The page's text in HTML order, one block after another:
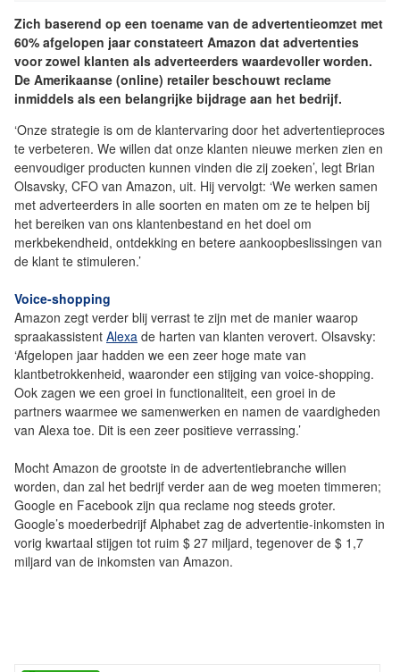
Zich baserend op een toename van de advertentieomzet met
60% afgelopen jaar constateert Amazon dat advertenties
voor zowel klanten als adverteerders waardevoller worden.
De Amerikaanse (online) retailer beschouwt reclame
inmiddels als een belangrijke bijdrage aan het bedrijf.
‘Onze strategie is om de klantervaring door het advertentieproces
te verbeteren. We willen dat onze klanten nieuwe merken zien en
eenvoudiger producten kunnen vinden die zij zoeken’, legt Brian
Olsavsky, CFO van Amazon, uit. Hij vervolgt: ‘We werken samen
met adverteerders in alle soorten en maten om ze te helpen bij
het bereiken van ons klantenbestand en het doel om
merkbekendheid, ontdekking en betere aankoopbeslissingen van
de klant te stimuleren.’
Voice-shopping
Amazon zegt verder blij verrast te zijn met de manier waarop
spraakassistent Alexa de harten van klanten verovert. Olsavsky:
‘Afgelopen jaar hadden we een zeer hoge mate van
klantbetrokkenheid, waaronder een stijging van voice-shopping.
Ook zagen we een groei in functionaliteit, een groei in de
partners waarmee we samenwerken en namen de vaardigheden
van Alexa toe. Dit is een zeer positieve verrassing.’
Mocht Amazon de grootste in de advertentiebranche willen
worden, dan zal het bedrijf verder aan de weg moeten timmeren;
Google en Facebook zijn qua reclame nog steeds groter.
Google’s moederbedrijf Alphabet zag de advertentie-inkomsten in
vorig kwartaal stijgen tot ruim $ 27 miljard, tegenover de $ 1,7
miljard van de inkomsten van Amazon.